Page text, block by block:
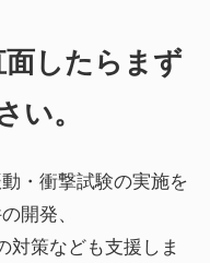
したらまず
い。
・衝撃試験の実施を
開発、
対策なども支援しま